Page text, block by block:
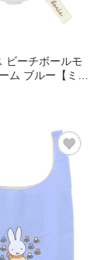
ビーチボールモ
ム ブルー【ミッ